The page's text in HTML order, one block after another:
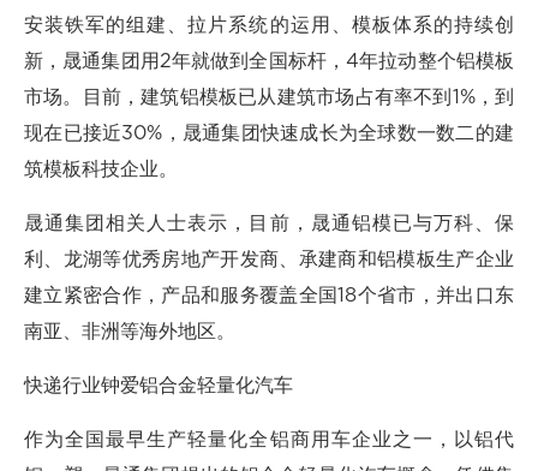
安装铁军的组建、拉片系统的运用、模板体系的持续创
新，晟通集团用2年就做到全国标杆，4年拉动整个铝模板
市场。目前，建筑铝模板已从建筑市场占有率不到1%，到
现在已接近30%，晟通集团快速成长为全球数一数二的建
筑模板科技企业。
晟通集团相关人士表示，目前，晟通铝模已与万科、保
利、龙湖等优秀房地产开发商、承建商和铝模板生产企业
建立紧密合作，产品和服务覆盖全国18个省市，并出口东
南亚、非洲等海外地区。
快递行业钟爱铝合金轻量化汽车
作为全国最早生产轻量化全铝商用车企业之一，以铝代